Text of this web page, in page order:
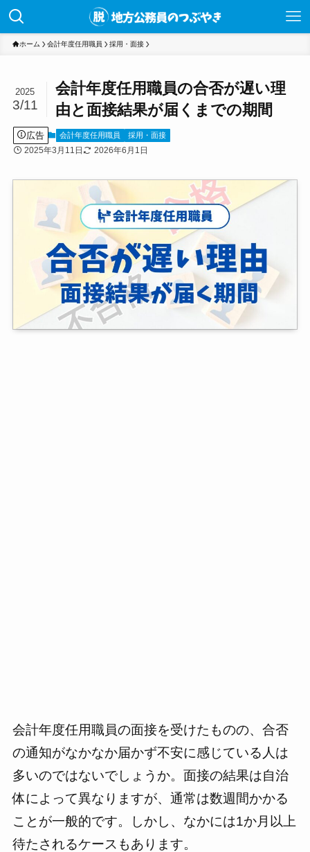
ホーム 会計年度任用職員 採用・面接
会計年度任用職員の合否が遅い理
由と面接結果が届くまでの期間
2025
3/11
広告 会計年度任用職員 採用・面接
2025年3月11日 2026年6月1日
会計年度任用職員の面接を受けたものの、合否
の通知がなかなか届かず不安に感じている人は
多いのではないでしょうか。面接の結果は自治
体によって異なりますが、通常は数週間かかる
ことが一般的です。しかし、なかには1か月以上
待たされるケースもあります。